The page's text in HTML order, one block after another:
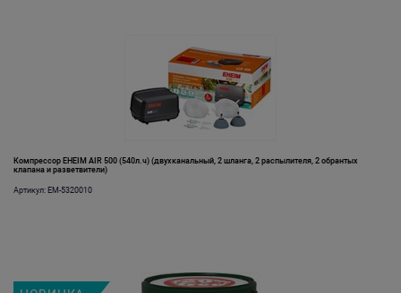
Компрессор EHEIM AIR 500 (540л.ч) (двухканальный, 2 шланга, 2 распылителя, 2 обрантых
клапана и разветвители)
Артикул: EM-5320010